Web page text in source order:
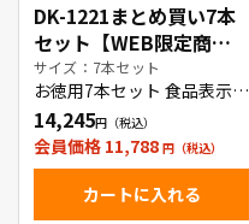
DK-1221まとめ買い7本
セット【WEB限定商
品】
サイズ：7本セット
お徳用7本セット 食品表示ラ
ベル(小)
14,245
会員価格 11,788
カートに入れる